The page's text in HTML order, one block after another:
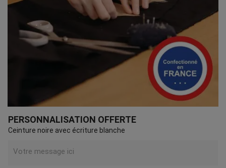
PERSONNALISATION OFFERTE
Ceinture noire avec écriture blanche